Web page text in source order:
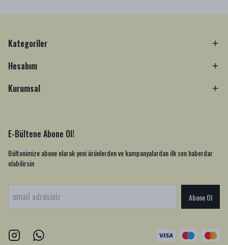
Kategoriler
Hesabım
Kurumsal
E-Bültene Abone Ol!
Bültenimize abone olarak yeni ürünlerden ve kampanyalardan ilk sen haberdar
olabilirsin
Abone Ol